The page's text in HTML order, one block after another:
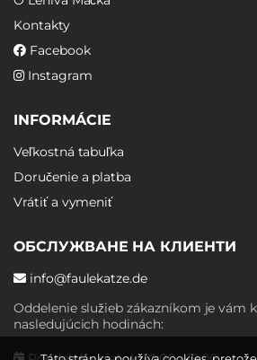
Kontakty
Facebook
Instagram
INFORMÁCIE
Veľkostná tabuľka
Doručenie a platba
Vrátiť a vymeniť
ОБСЛУЖВАНЕ НА КЛИЕНТИ
info@faulekatze.de
Oddelenie služieb zákazníkom je vám
nasledujúcich hodinách: